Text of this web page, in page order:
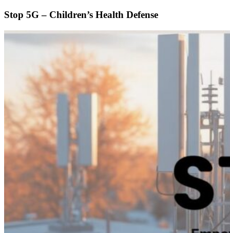
Stop 5G – Children’s Health Defense